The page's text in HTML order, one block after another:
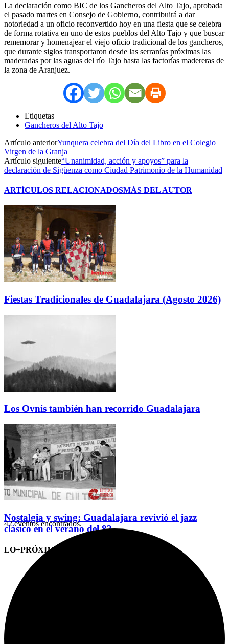
La declaración como BIC de los Gancheros del Alto Tajo, aprobada
el pasado martes en Consejo de Gobierno, contribuirá a dar
notoriedad a un oficio reconvertido hoy en una fiesta que se celebra
de forma rotativa en uno de estos pueblos del Alto Tajo y que buscar
rememorar y homenajear el viejo oficio tradicional de los gancheros,
que durante siglos transportaron desde las serranías próximas las
maderadas por las aguas del río Tajo hasta las factorías madereras de
la zona de Aranjuez.
Etiquetas
Gancheros del Alto Tajo
Artículo anteriorYunquera celebra del Día del Libro en el Colegio
Virgen de la Granja
Artículo siguiente“Unanimidad, acción y apoyos” para la
declaración de Sigüenza como Ciudad Patrimonio de la Humanidad
ARTÍCULOS RELACIONADOSMÁS DEL AUTOR
Fiestas Tradicionales de Guadalajara (Agosto 2026)
Los Ovnis también han recorrido Guadalajara
Nostalgia y swing: Guadalajara revivió el jazz
clásico en el verano del 82
LO+PRÓXIMO (CITAS)
42 eventos encontrados.